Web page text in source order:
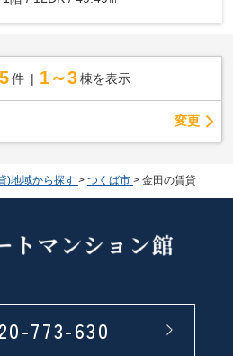
5 件 1～3 棟を表示
変更
)地域から探す > つくば市 > 金田の賃貸
773-630